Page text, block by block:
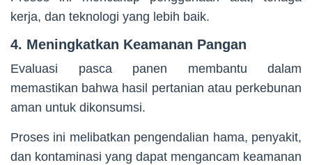
kerja, dan teknologi yang lebih baik.
4. Meningkatkan Keamanan Pangan
Evaluasi pasca panen membantu dalam
memastikan bahwa hasil pertanian atau perkebunan
aman untuk dikonsumsi.
Proses ini melibatkan pengendalian hama, penyakit,
dan kontaminasi yang dapat mengancam keamanan